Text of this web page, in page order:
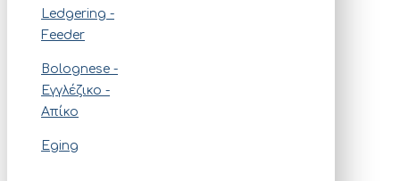
Ledgering -
Feeder
Bolognese -
Εγγλέζικο -
Απίκο
Eging